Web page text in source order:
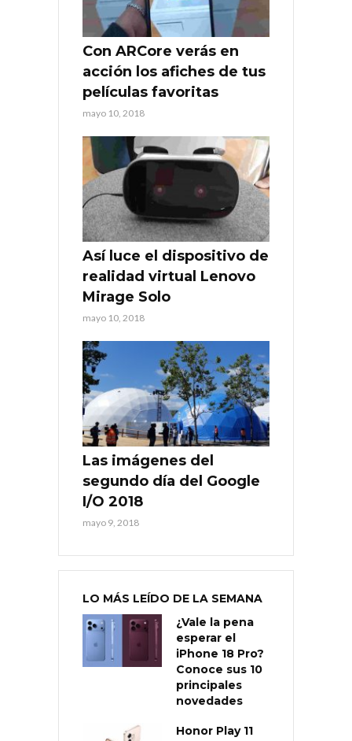
Con ARCore verás en
acción los afiches de tus
películas favoritas
mayo 10, 2018
Así luce el dispositivo de
realidad virtual Lenovo
Mirage Solo
mayo 10, 2018
Las imágenes del
segundo día del Google
I/O 2018
mayo 9, 2018
LO MÁS LEÍDO DE LA SEMANA
¿Vale la pena
esperar el
iPhone 18 Pro?
Conoce sus 10
principales
novedades
Honor Play 11